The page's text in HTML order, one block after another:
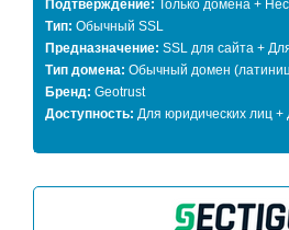
Подтверждение: Только домена +
Тип: Обычный SSL
Предназначение: SSL для сайта +
Тип домена: Обычный домен
Бренд: Geotrust
Доступность: Для юридических лиц +